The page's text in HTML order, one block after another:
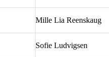
Mille Lia Reenskaug
Sofie Ludvigsen